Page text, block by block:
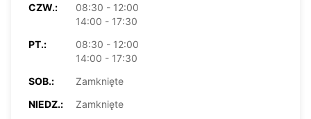
CZW.:
08:30 - 12:00
14:00 - 17:30
PT.:
08:30 - 12:00
14:00 - 17:30
SOB.:
Zamknięte
NIEDZ.:
Zamknięte